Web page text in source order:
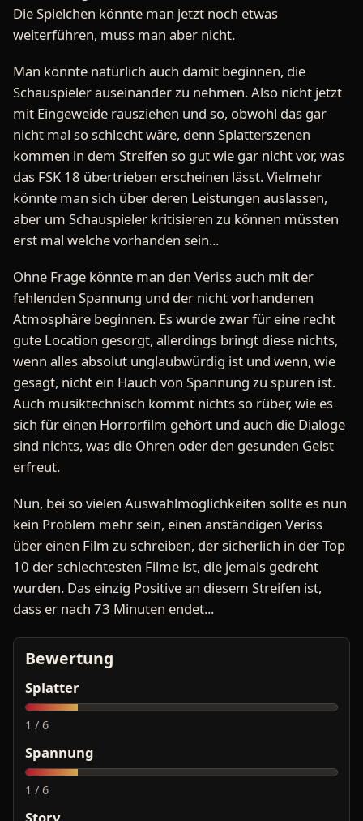
Die Spielchen könnte man jetzt noch etwas
weiterführen, muss man aber nicht.
Man könnte natürlich auch damit beginnen, die
Schauspieler auseinander zu nehmen. Also nicht jetzt
mit Eingeweide rausziehen und so, obwohl das gar
nicht mal so schlecht wäre, denn Splatterszenen
kommen in dem Streifen so gut wie gar nicht vor, was
das FSK 18 übertrieben erscheinen lässt. Vielmehr
könnte man sich über deren Leistungen auslassen,
aber um Schauspieler kritisieren zu können müssten
erst mal welche vorhanden sein...
Ohne Frage könnte man den Veriss auch mit der
fehlenden Spannung und der nicht vorhandenen
Atmosphäre beginnen. Es wurde zwar für eine recht
gute Location gesorgt, allerdings bringt diese nichts,
wenn alles absolut unglaubwürdig ist und wenn, wie
gesagt, nicht ein Hauch von Spannung zu spüren ist.
Auch musiktechnisch kommt nichts so rüber, wie es
sich für einen Horrorfilm gehört und auch die Dialoge
sind nichts, was die Ohren oder den gesunden Geist
erfreut.
Nun, bei so vielen Auswahlmöglichkeiten sollte es nun
kein Problem mehr sein, einen anständigen Veriss
über einen Film zu schreiben, der sicherlich in der Top
10 der schlechtesten Filme ist, die jemals gedreht
wurden. Das einzig Positive an diesem Streifen ist,
dass er nach 73 Minuten endet...
Bewertung
Splatter
1 / 6
Spannung
1 / 6